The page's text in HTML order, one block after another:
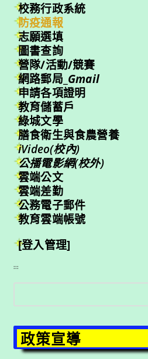
校務行政系統
防疫通報
志願選填
圖書查詢
營隊/活動/競賽
網路郵局_ Gmail
申請各項證明
教育儲蓄戶
綠城文學
膳食衛生與食農營養
iVideo(校內)
公播電影網(校外)
雲端公文
雲端差勤
公務電子郵件
教育雲端帳號
[登入管理]
:::
搜
尋
政策宣導